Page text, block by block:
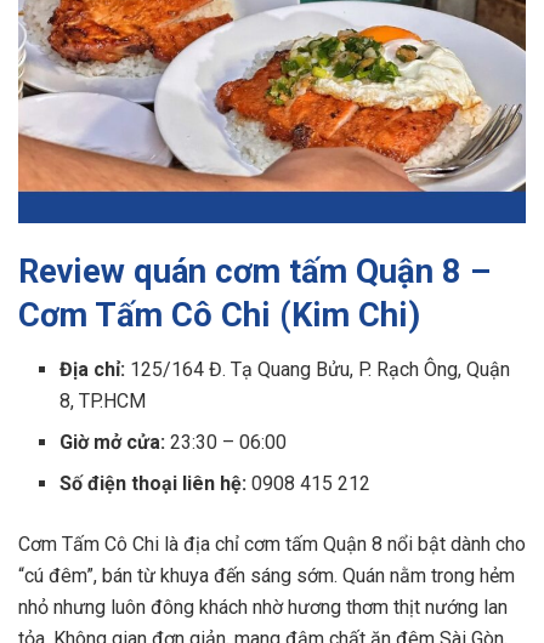
Review quán cơm tấm Quận 8 –
Cơm Tấm Cô Chi (Kim Chi)
Địa chỉ: 125/164 Đ. Tạ Quang Bửu, P. Rạch Ông, Quận
8, TP.HCM
Giờ mở cửa: 23:30 – 06:00
Số điện thoại liên hệ: 0908 415 212
Cơm Tấm Cô Chi là địa chỉ cơm tấm Quận 8 nổi bật dành cho
“cú đêm”, bán từ khuya đến sáng sớm. Quán nằm trong hẻm
nhỏ nhưng luôn đông khách nhờ hương thơm thịt nướng lan